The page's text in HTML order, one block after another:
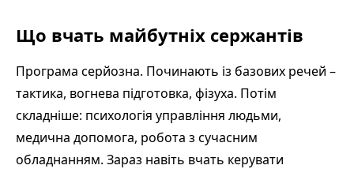
Що вчать майбутніх сержантів
Програма серйозна. Починають із базових речей –
тактика, вогнева підготовка, фізуха. Потім
складніше: психологія управління людьми,
медична допомога, робота з сучасним
обладнанням. Зараз навіть вчать керувати